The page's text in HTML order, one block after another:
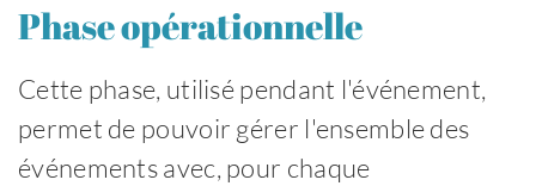
Phase opérationnelle
Cette phase, utilisé pendant l'événement,
permet de pouvoir gérer l'ensemble des
événements avec, pour chaque